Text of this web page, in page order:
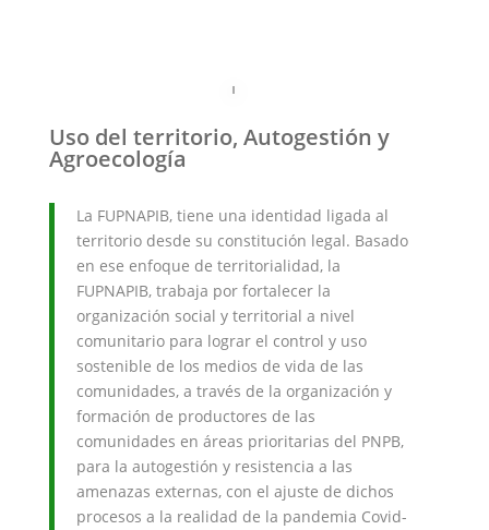
Uso del territorio, Autogestión y
Agroecología
La FUPNAPIB, tiene una identidad ligada al
territorio desde su constitución legal. Basado
en ese enfoque de territorialidad, la
FUPNAPIB, trabaja por fortalecer la
organización social y territorial a nivel
comunitario para lograr el control y uso
sostenible de los medios de vida de las
comunidades, a través de la organización y
formación de productores de las
comunidades en áreas prioritarias del PNPB,
para la autogestión y resistencia a las
amenazas externas, con el ajuste de dichos
procesos a la realidad de la pandemia Covid-